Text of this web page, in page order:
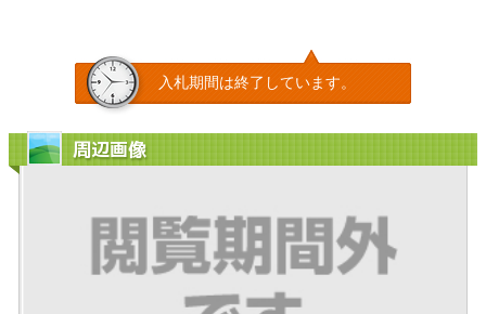
入札期間は終了しています。
周辺画像